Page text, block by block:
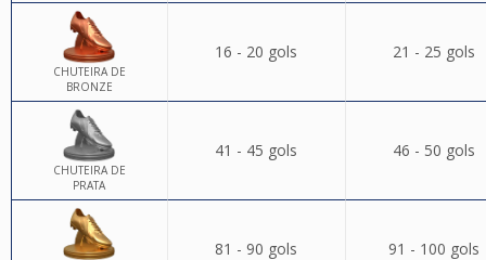
CHUTEIRA DE
BRONZE
16 - 20 gols 21 - 25 gols
CHUTEIRA DE
PRATA
41 - 45 gols 46 - 50 gols
81 - 90 gols 91 - 100 gols